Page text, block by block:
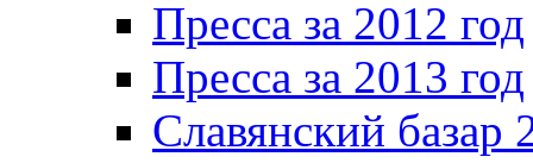
Пресса за 2012 год
Пресса за 2013 год
Славянский базар